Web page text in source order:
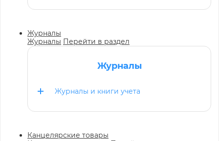
Журналы
Журналы Перейти в раздел
Журналы
Журналы и книги учета
Канцелярские товары